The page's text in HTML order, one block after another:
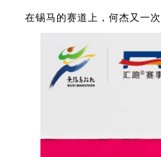
在锡马的赛道上，何杰又一